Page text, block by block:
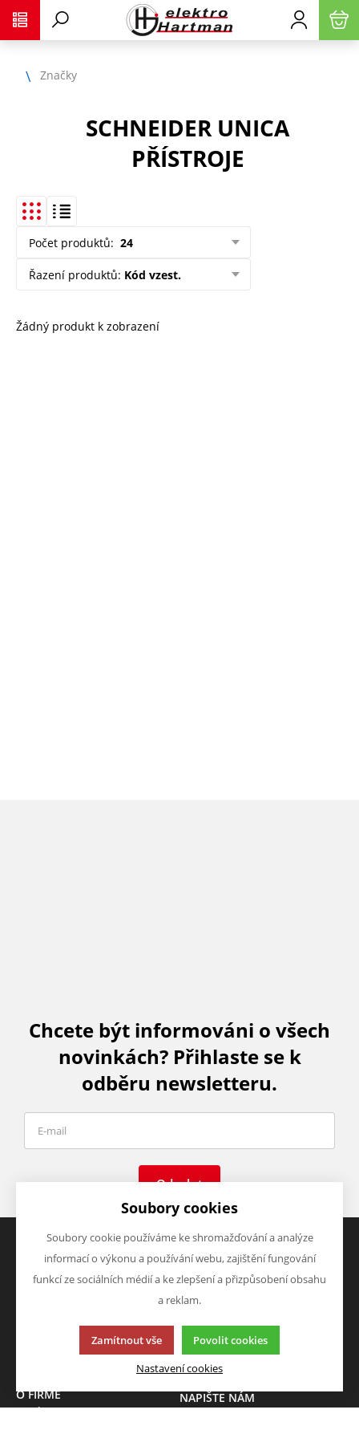
Značky
SCHNEIDER UNICA
PŘÍSTROJE
Počet produktů: 24
Řazení produktů: Kód vzest.
Žádný produkt k zobrazení
Chcete být informováni o všech
novinkách? Přihlaste se k
odběru newsletteru.
Odeslat
VŠE O NÁKUPU
Vrácení zboží
Zásady zpracování osobních
VÝHODY A SLEVY
Zboží v akci
Zboží výprodej
O FIRMĚ
O nás
NAPIŠTE NÁM
Soubory cookies
Soubory cookie používáme ke shromažďování a analýze
informací o výkonu a používání webu, zajištění fungování
funkcí ze sociálních médií a ke zlepšení a přizpůsobení obsahu
a reklam.
Zamítnout vše Povolit cookies
Nastavení cookies